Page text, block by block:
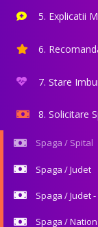
5. Explicatii
6.
7. Stare
8. Solicitare
Spaga / Spital
Spaga / Judet
Spaga / Judet
Spaga /